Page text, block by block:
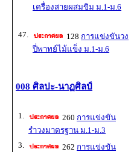
เครื่องสายผสมขิม ม.1-ม.6
47.
128 การแข่งขันวง
ปี่พาทย์ไม้แข็ง ม.1-ม.6
008 ศิลปะ-นาฏศิลป์
1. 260 การแข่งขัน
รำวงมาตรฐาน ม.1-ม.3
3.
262 การแข่งขัน